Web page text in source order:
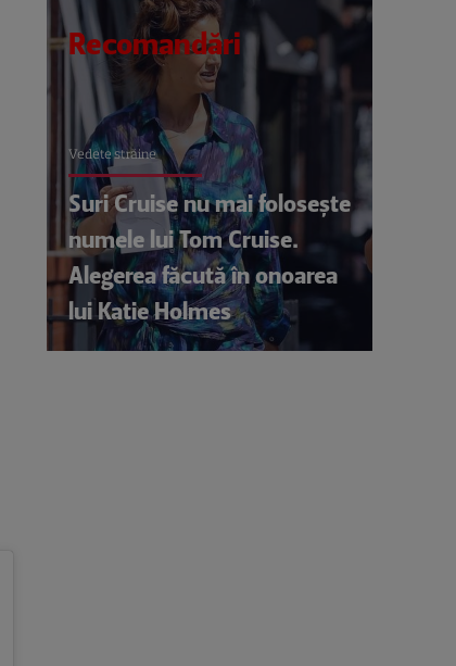
Recomandări
Vedete străine
Suri Cruise nu mai folosește
numele lui Tom Cruise.
Alegerea făcută în onoarea
lui Katie Holmes